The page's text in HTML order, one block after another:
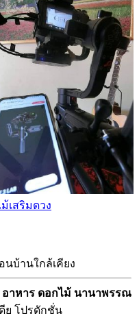
นบ้านใกล้เคียง
อาหาร ดอกไม้ นานาพรรณ
ย โปรดักชั่น